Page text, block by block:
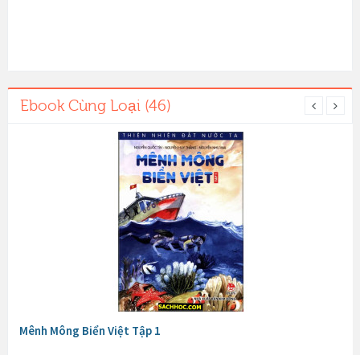
Ebook Cùng Loại (46)
Mênh Mông Biển Việt Tập 1